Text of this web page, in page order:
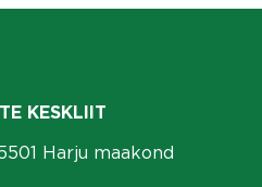
KESKLIIT
Harju maakond